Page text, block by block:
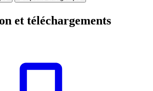
et téléchargements